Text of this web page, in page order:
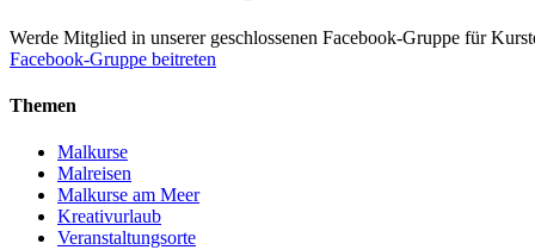
Werde Mitglied in unserer geschlossenen Facebook-Gruppe für
Facebook-Gruppe beitreten
Themen
Malkurse
Malreisen
Malkurse am Meer
Kreativurlaub
Veranstaltungsorte